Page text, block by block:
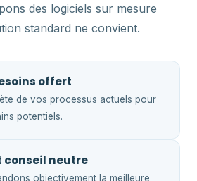
des logiciels sur mesure
standard ne convient.
offert
de vos processus actuels pour
potentiels.
conseil neutre
objectivement la meilleure